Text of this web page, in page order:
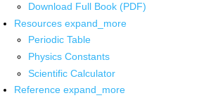
Download Full Book (PDF)
Resources expand_more
Periodic Table
Physics Constants
Scientific Calculator
Reference expand_more